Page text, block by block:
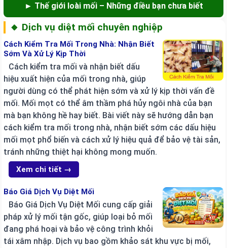
► Thế giới loài mối – Những điều bạn chưa biết
🔸 Dịch vụ diệt mối chuyên nghiệp
Cách Kiểm Tra Mối Trong Nhà: Nhận Biết
Sớm Và Xử Lý Kịp Thời
Cách kiểm tra mối và nhận biết dấu
hiệu xuất hiện của mối trong nhà, giúp
người dùng có thể phát hiện sớm và xử lý kịp thời vấn đề
mối. Mối mọt có thể âm thầm phá hủy ngôi nhà của bạn
mà bạn không hề hay biết. Bài viết này sẽ hướng dẫn bạn
cách kiểm tra mối trong nhà, nhận biết sớm các dấu hiệu
mối mọt phổ biến và cách xử lý hiệu quả để bảo vệ tài sản,
tránh những thiệt hại không mong muốn.
Xem chi tiết →
Báo Giá Dịch Vụ Diệt Mối
Báo Giá Dịch Vụ Diệt Mối cung cấp giải
pháp xử lý mối tận gốc, giúp loại bỏ mối
đang phá hoại và bảo vệ công trình khỏi
tái xâm nhập. Dịch vụ bao gồm khảo sát khu vực bị mối,